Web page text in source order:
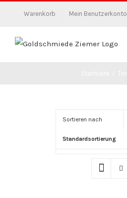
Warenkorb Mein Benutzerkonto
Sortieren nach
Standardsortierung